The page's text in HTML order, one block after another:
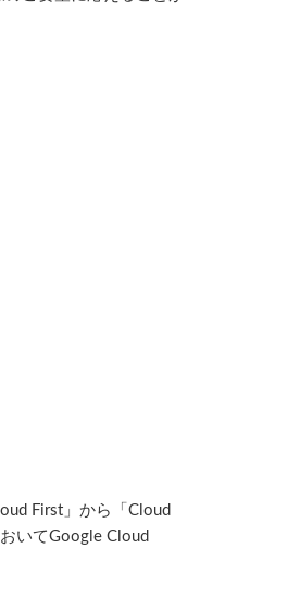
First」から「Cloud
いてGoogle Cloud